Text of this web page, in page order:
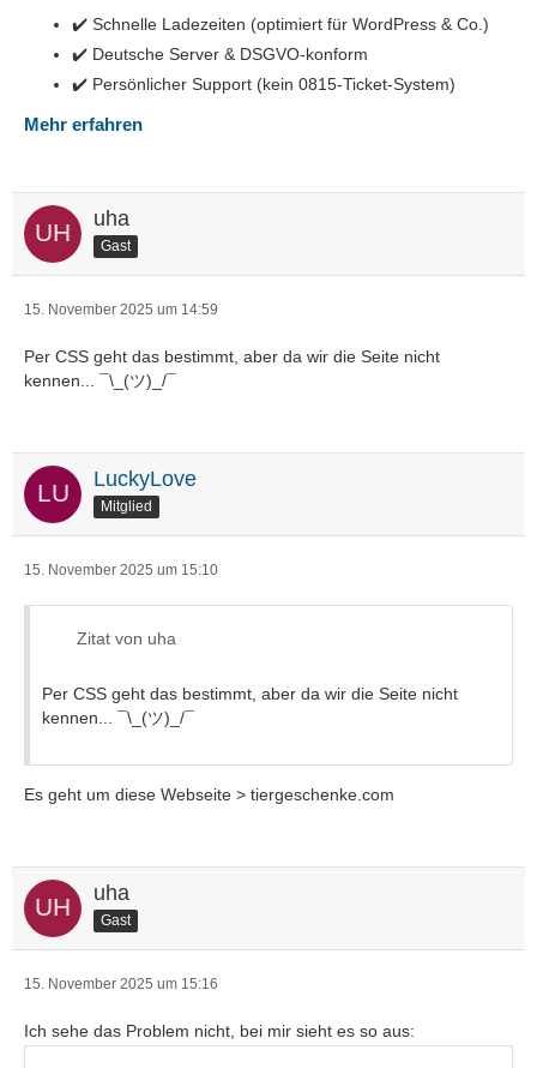
✔️ Schnelle Ladezeiten (optimiert für WordPress & Co.)
✔️ Deutsche Server & DSGVO-konform
✔️ Persönlicher Support (kein 0815-Ticket-System)
Mehr erfahren
uha
Gast
15. November 2025 um 14:59
Per CSS geht das bestimmt, aber da wir die Seite nicht
kennen... ¯\_(ツ)_/¯
LuckyLove
Mitglied
15. November 2025 um 15:10
Zitat von uha
Per CSS geht das bestimmt, aber da wir die Seite nicht
kennen... ¯\_(ツ)_/¯
Es geht um diese Webseite > tiergeschenke.com
uha
Gast
15. November 2025 um 15:16
Ich sehe das Problem nicht, bei mir sieht es so aus: